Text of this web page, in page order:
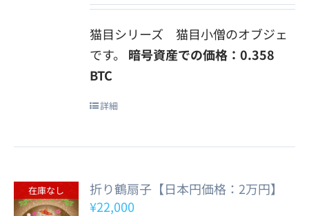
猫目シリーズ 猫目小僧のオブジェ
です。 暗号資産での価格：0.358
BTC
詳細
在庫なし
折り鶴扇子【日本円価格：2万円】
¥22,000